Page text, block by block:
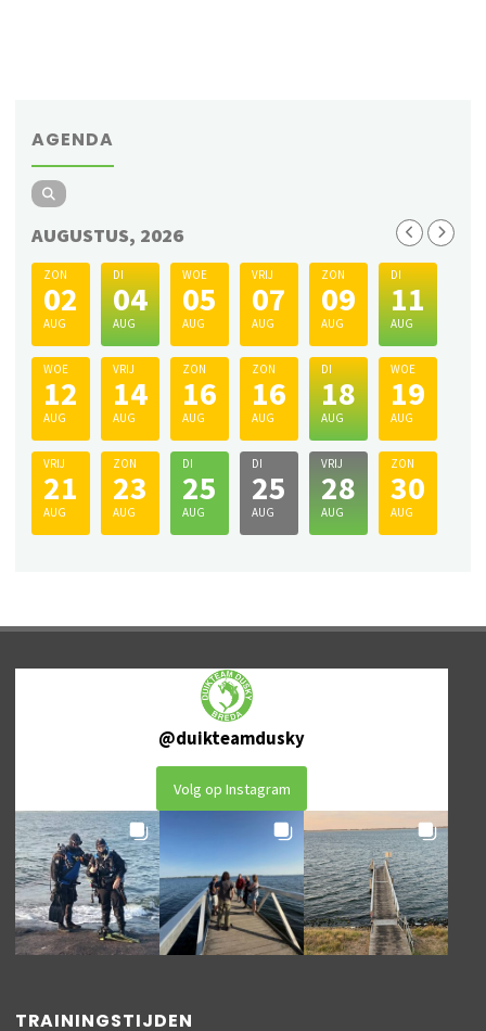
AGENDA
AUGUSTUS, 2026
ZON
02
AUG
DI
04
AUG
WOE
05
AUG
VRIJ
07
AUG
ZON
09
AUG
DI
11
AUG
WOE
12
AUG
VRIJ
14
AUG
ZON
16
AUG
ZON
16
AUG
DI
18
AUG
WOE
19
AUG
VRIJ
21
AUG
ZON
23
AUG
DI
25
AUG
DI
25
AUG
VRIJ
28
AUG
ZON
30
AUG
@duikteamdusky
Volg op Instagram
TRAININGSTIJDEN